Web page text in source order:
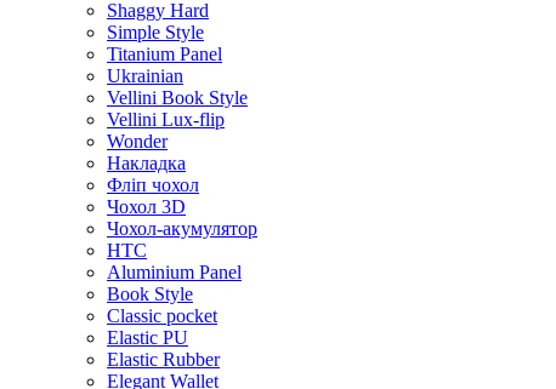
Shaggy Hard
Simple Style
Titanium Panel
Ukrainian
Vellini Book Style
Vellini Lux-flip
Wonder
Накладка
Фліп чохол
Чохол 3D
Чохол-акумулятор
HTC
Aluminium Panel
Book Style
Classic pocket
Elastic PU
Elastic Rubber
Elegant Wallet